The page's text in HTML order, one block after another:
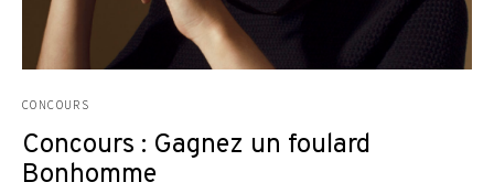
CONCOURS
Concours : Gagnez un foulard
Bonhomme